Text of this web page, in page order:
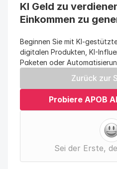
KI Geld zu
Einkommen zu
Beginnen Sie mit KI-
digitalen Produkten, KI-
Paketen oder
Zurück zur
Probiere APOB
Sei der Erste,